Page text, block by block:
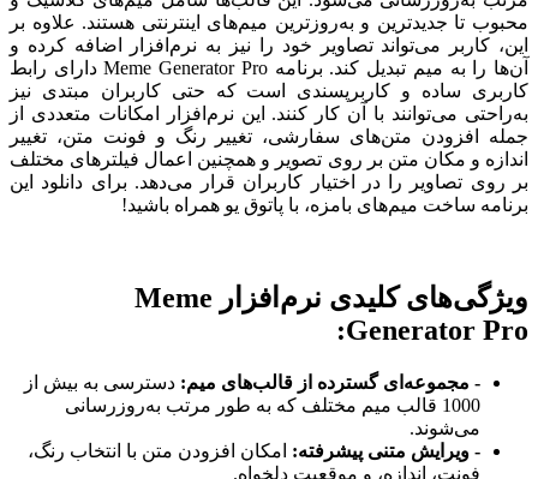
محبوب تا جدیدترین و به‌روزترین میم‌های اینترنتی هستند. علاوه بر
این، کاربر می‌تواند تصاویر خود را نیز به نرم‌افزار اضافه کرده و
آن‌ها را به میم تبدیل کند. برنامه Meme Generator Pro دارای رابط
کاربری ساده و کاربرپسندی است که حتی کاربران مبتدی نیز
به‌راحتی می‌توانند با آن کار کنند. این نرم‌افزار امکانات متعددی از
جمله افزودن متن‌های سفارشی، تغییر رنگ و فونت متن، تغییر
اندازه و مکان متن بر روی تصویر و همچنین اعمال فیلترهای مختلف
بر روی تصاویر را در اختیار کاربران قرار می‌دهد. برای دانلود این
برنامه ساخت میم‌های بامزه، با پاتوق یو همراه باشید!
ویژگی‌های کلیدی نرم‌افزار Meme
Generator Pro:
- مجموعه‌ای گسترده از قالب‌های میم: دسترسی به بیش از
1000 قالب میم مختلف که به طور مرتب به‌روزرسانی
می‌شوند.
- ویرایش متنی پیشرفته: امکان افزودن متن با انتخاب رنگ،
فونت، اندازه، و موقعیت دلخواه.